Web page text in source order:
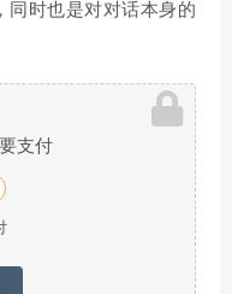
同时也是对对话本身的
支付